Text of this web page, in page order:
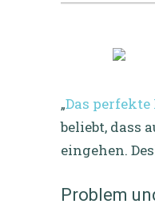
„Das
beliebt, dass
eingehen.
Problem